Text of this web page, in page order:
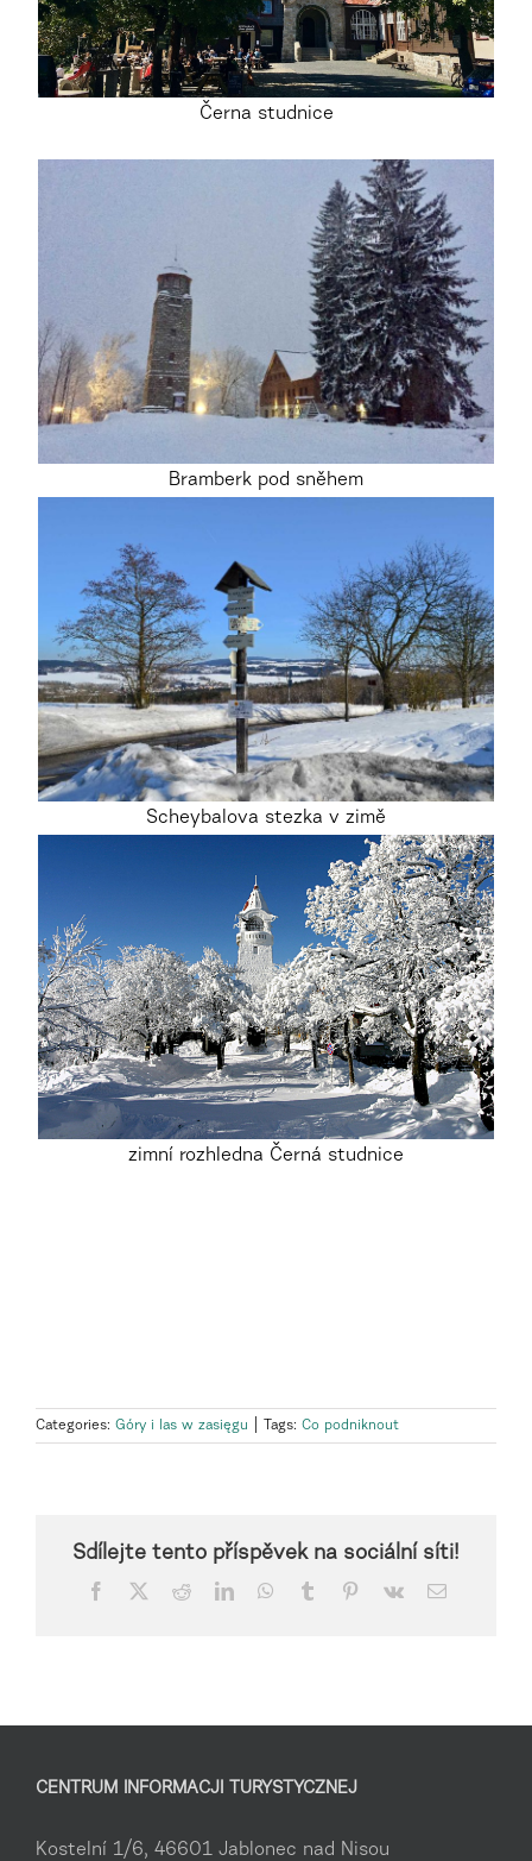
Černa studnice
Bramberk pod sněhem
Scheybalova stezka v zimě
zimní rozhledna Černá studnice
Categories: Góry i las w zasięgu Tags: Co podniknout
Sdílejte tento příspěvek na sociální síti!
Facebook RedditLinkedInWhatsApp
Tumblr Pinterest
Vk Email
CENTRUM INFORMACJI TURYSTYCZNEJ
Kostelní 1/6, 46601 Jablonec nad Nisou